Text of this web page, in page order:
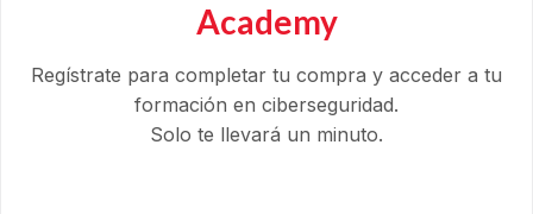
Academy
Regístrate para completar tu compra y acceder a tu
formación en ciberseguridad.
Solo te llevará un minuto.